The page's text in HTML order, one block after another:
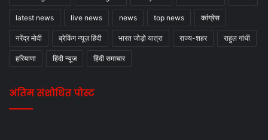
latest news live news news top news कांग्रेस
नरेंद्र मोदी ब्रेकिंग न्यूज़ हिंदी भारत जोड़ो यात्रा राज्य-शहर राहुल गांधी
हरियाणा हिंदी न्यूज हिंदी समाचार
अंतिम संशोधित पोस्ट